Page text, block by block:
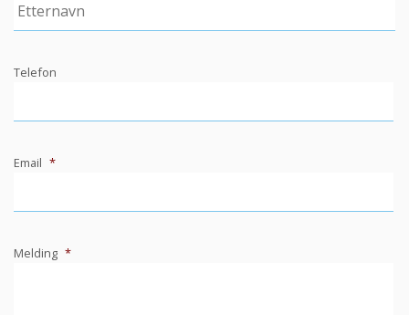
Telefon
Email *
Melding *